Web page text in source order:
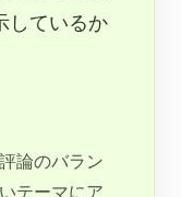
しているか
論のバラン
テーマにア